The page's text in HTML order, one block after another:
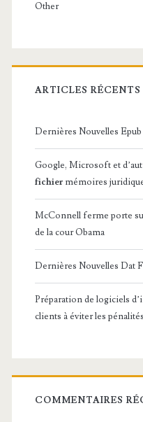
Other
ARTICLES RÉCENTS
Dernières Nouvelles
Google, Microsoft et
fichier mémoires
McConnell ferme porte
de la cour Obama
Dernières Nouvelles Dat
Préparation de logiciels
clients à éviter les
COMMENTAIRES